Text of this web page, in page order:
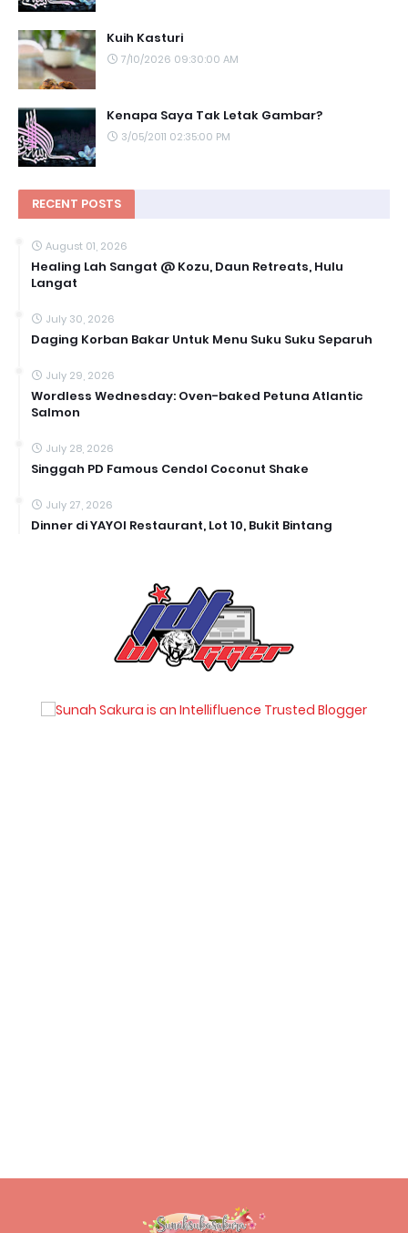
Kuih Kasturi
7/10/2026 09:30:00 AM
Kenapa Saya Tak Letak Gambar?
3/05/2011 02:35:00 PM
RECENT POSTS
August 01, 2026
Healing Lah Sangat @ Kozu, Daun Retreats, Hulu
Langat
July 30, 2026
Daging Korban Bakar Untuk Menu Suku Suku Separuh
July 29, 2026
Wordless Wednesday: Oven-baked Petuna Atlantic
Salmon
July 28, 2026
Singgah PD Famous Cendol Coconut Shake
July 27, 2026
Dinner di YAYOI Restaurant, Lot 10, Bukit Bintang